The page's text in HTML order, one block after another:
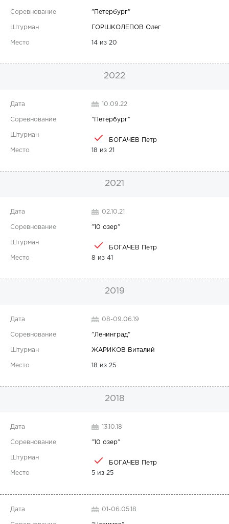
" Петербург"
ГОРШКОЛЕПОВ Олег
14 из 20
2022
10.09.22
" Петербург"
БОГАЧЕВ Петр
18 из 21
2021
02.10.21
"10 озер"
БОГАЧЕВ Петр
8 из 41
2019
08-09.06.19
"Ленинград"
ЖАРИКОВ Виталий
18 из 25
2018
13.10.18
"10 озер"
БОГАЧЕВ Петр
5 из 25
01-06.05.18